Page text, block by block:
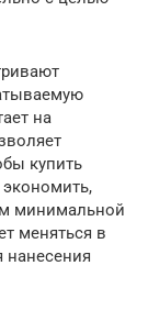
на
купить
минимальной
меняться в
нанесения